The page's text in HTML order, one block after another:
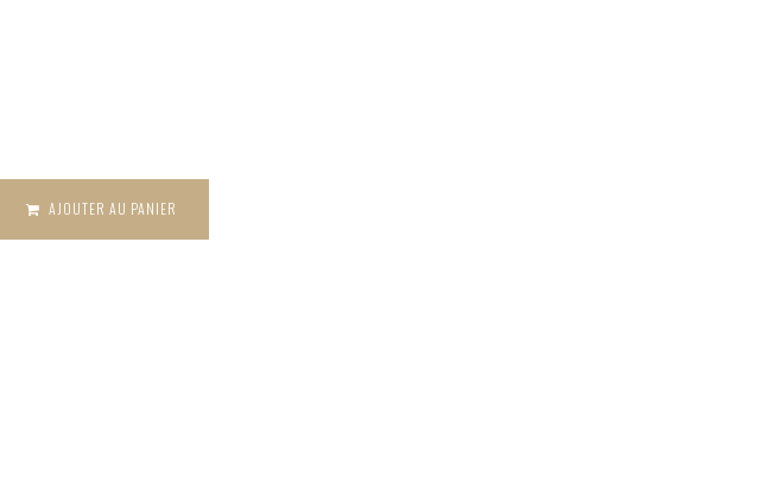
AJOUTER AU PANIER